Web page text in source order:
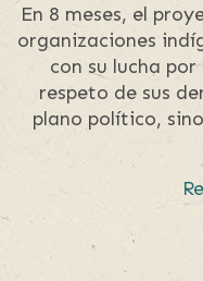
En 8 meses, el
organizaciones
con su lucha
respeto de sus
plano político,